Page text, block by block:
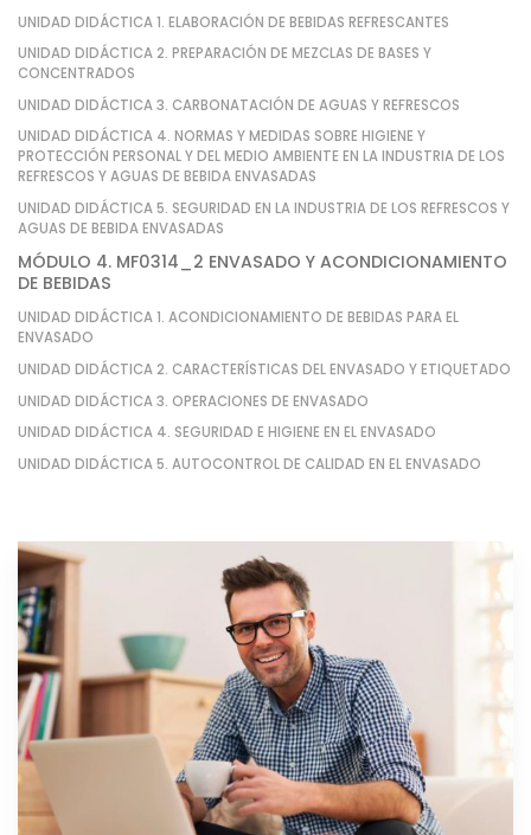
UNIDAD DIDÁCTICA 1. ELABORACIÓN DE BEBIDAS REFRESCANTES
UNIDAD DIDÁCTICA 2. PREPARACIÓN DE MEZCLAS DE BASES Y
CONCENTRADOS
UNIDAD DIDÁCTICA 3. CARBONATACIÓN DE AGUAS Y REFRESCOS
UNIDAD DIDÁCTICA 4. NORMAS Y MEDIDAS SOBRE HIGIENE Y
PROTECCIÓN PERSONAL Y DEL MEDIO AMBIENTE EN LA INDUSTRIA DE LOS
REFRESCOS Y AGUAS DE BEBIDA ENVASADAS
UNIDAD DIDÁCTICA 5. SEGURIDAD EN LA INDUSTRIA DE LOS REFRESCOS Y
AGUAS DE BEBIDA ENVASADAS
MÓDULO 4. MF0314_2 ENVASADO Y ACONDICIONAMIENTO
DE BEBIDAS
UNIDAD DIDÁCTICA 1. ACONDICIONAMIENTO DE BEBIDAS PARA EL
ENVASADO
UNIDAD DIDÁCTICA 2. CARACTERÍSTICAS DEL ENVASADO Y ETIQUETADO
UNIDAD DIDÁCTICA 3. OPERACIONES DE ENVASADO
UNIDAD DIDÁCTICA 4. SEGURIDAD E HIGIENE EN EL ENVASADO
UNIDAD DIDÁCTICA 5. AUTOCONTROL DE CALIDAD EN EL ENVASADO